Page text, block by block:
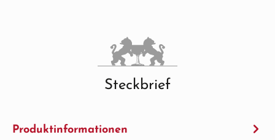
Steckbrief
Produktinformationen